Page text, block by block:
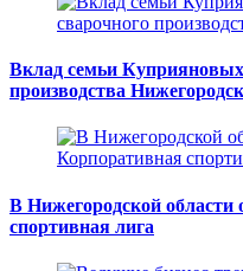
Вклад семьи Куприяновых
производства
В Нижегородской
спортивная лига